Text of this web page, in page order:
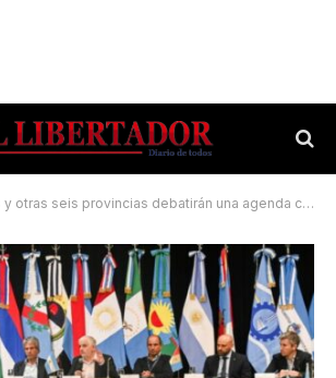
seis provincias debatirán una agenda común para la agroindustria